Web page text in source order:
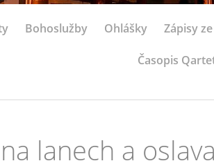
Bohoslužby Ohlášky Zápisy
Časopis
lanech a